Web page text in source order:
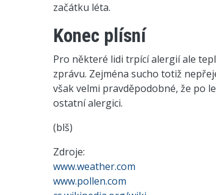
začátku léta.
Konec plísní
Pro některé lidi trpící alergií ale
zprávu. Zejména sucho totiž
však velmi pravděpodobné, že po
ostatní alergici.
(blš)
Zdroje:
www.weather.com
www.pollen.com